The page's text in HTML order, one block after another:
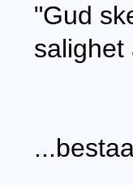
"Gud
salighet